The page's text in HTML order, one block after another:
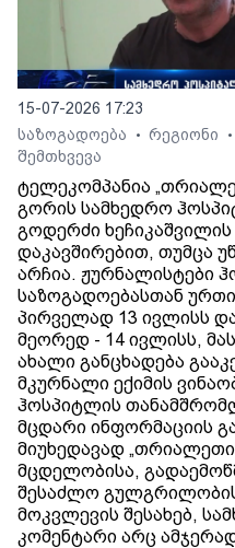
15-07-2026 17:23
საზოგადოება
• რეგიონი •
შემთხვევა
ტელეკომპანია
გორის სამხედრო
გოდერძი
დაკავშირებით, თუმცა
არჩია. ჟურნალისტები
საზოგადოებასთან
პირველად 13 ივლისს
მეორედ - 14 ივლისს,
ახალი განცხადება
მკურნალი ექიმის
ჰოსპიტლის
მცდარი ინფორმაციის
მიუხედავად
მცდელობისა,
შესაძლო
მოკვლევის შესახებ,
კომენტარი არც